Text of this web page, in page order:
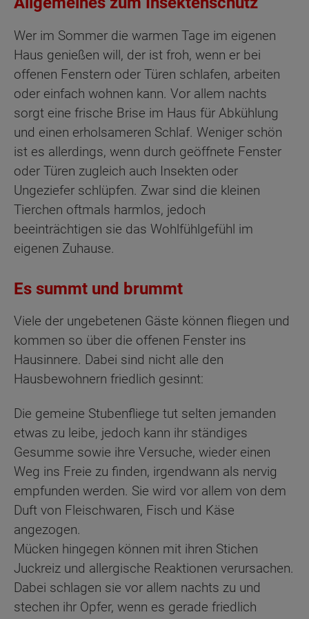
Wer im Sommer die warmen Tage im eigenen
Haus genießen will, der ist froh, wenn er bei
offenen Fenstern oder Türen schlafen, arbeiten
oder einfach wohnen kann. Vor allem nachts
sorgt eine frische Brise im Haus für Abkühlung
und einen erholsameren Schlaf. Weniger schön
ist es allerdings, wenn durch geöffnete Fenster
oder Türen zugleich auch Insekten oder
Ungeziefer schlüpfen. Zwar sind die kleinen
Tierchen oftmals harmlos, jedoch
beeinträchtigen sie das Wohlfühlgefühl im
eigenen Zuhause.
Es summt und brummt
Viele der ungebetenen Gäste können fliegen und
kommen so über die offenen Fenster ins
Hausinnere. Dabei sind nicht alle den
Hausbewohnern friedlich gesinnt:
Die gemeine Stubenfliege tut selten jemanden
etwas zu leibe, jedoch kann ihr ständiges
Gesumme sowie ihre Versuche, wieder einen
Weg ins Freie zu finden, irgendwann als nervig
empfunden werden. Sie wird vor allem von dem
Duft von Fleischwaren, Fisch und Käse
angezogen.
Mücken hingegen können mit ihren Stichen
Juckreiz und allergische Reaktionen verursachen.
Dabei schlagen sie vor allem nachts zu und
stechen ihr Opfer, wenn es gerade friedlich